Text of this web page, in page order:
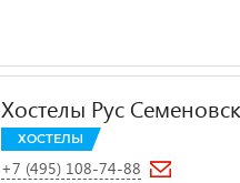
Хостелы Рус
ХОСТЕЛЫ
+7 (495) 108-74-88